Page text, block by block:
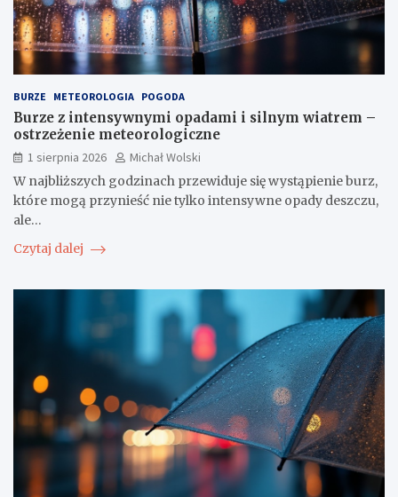
BURZE METEOROLOGIA POGODA
Burze z intensywnymi opadami i silnym wiatrem –
ostrzeżenie meteorologiczne
1 sierpnia 2026
Michał Wolski
W najbliższych godzinach przewiduje się wystąpienie burz,
które mogą przynieść nie tylko intensywne opady deszczu,
ale…
Czytaj dalej